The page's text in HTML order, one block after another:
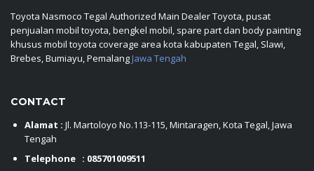
Toyota Nasmoco Tegal Authorized Main Dealer Toyota, pusat
penjualan mobil toyota, bengkel mobil, spare part dan body painting
khusus mobil toyota coverage area kota kabupaten Tegal, Slawi,
Brebes, Bumiayu, PemalangJawa Tengah
CONTACT
Alamat : Jl. Martoloyo No.113-115, Mintaragen, Kota Tegal, Jawa
Tengah
Telephone : 085701009511